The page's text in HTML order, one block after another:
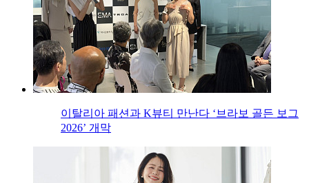
이탈리아 패션과 K뷰티 만난다 ‘브라보 골든 보그
2026’ 개막